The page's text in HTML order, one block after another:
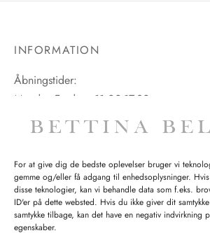
For at give dig de bedste oplevelser bruger vi
gemme og/eller få adgang til enhedsoplysninger.
disse teknologier, kan vi behandle data som f.eks.
ID'er på dette websted. Hvis du ikke giver dit
samtykke tilbage, kan det have en negativ indvirkning
egenskaber.
INFORMATION
Åbningstider:
Mandag-Fredag: 11.00-17.30
Lørdag: 11.00-15.00
SPØRGSMÅL WEBORDRE
BUTIK BETTINA BELTNER